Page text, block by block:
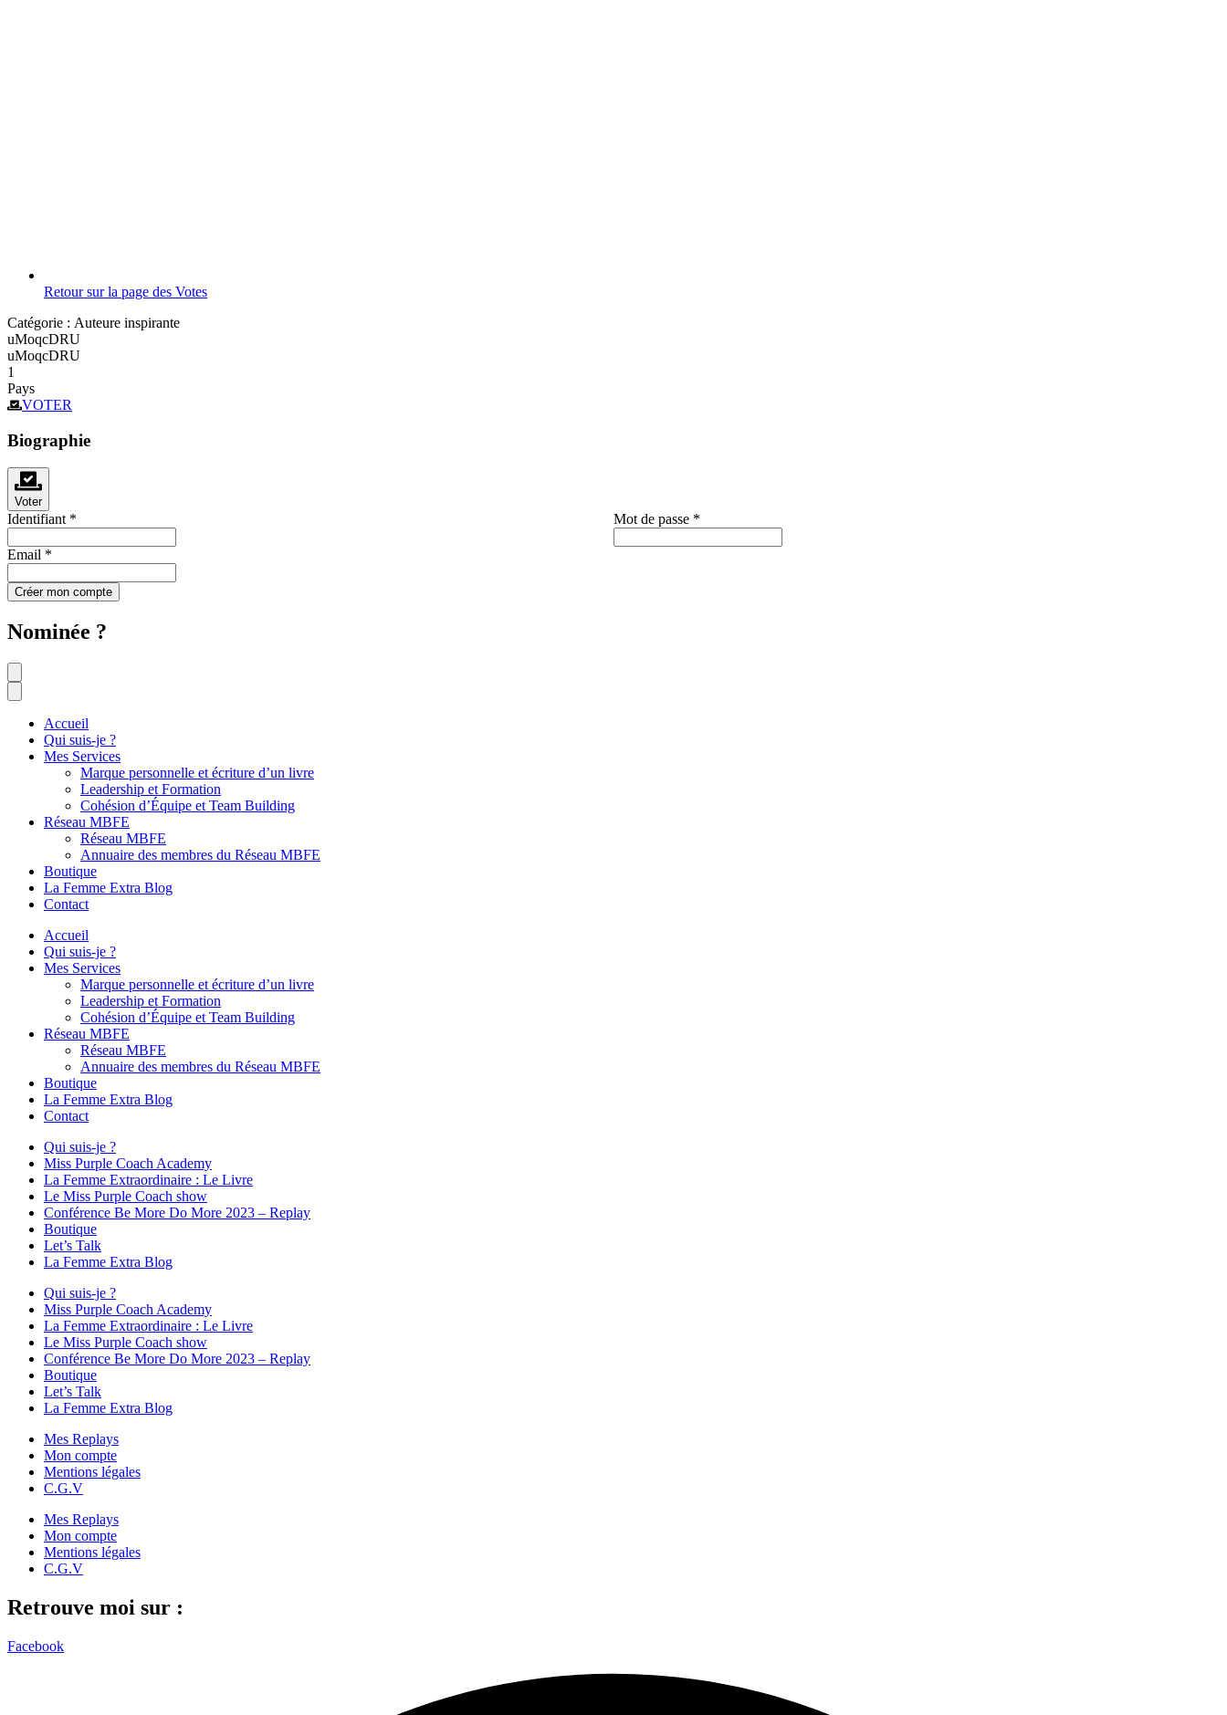
Retour sur la page des Votes
Catégorie : Auteure inspirante
uMoqcDRU
uMoqcDRU
1
Pays
VOTER
Biographie
Voter
Identifiant * Mot de passe *
Email *
Créer mon compte
Nominée ?
Accueil
Qui suis-je ?
Mes Services
Marque personnelle et écriture d’un livre
Leadership et Formation
Cohésion d’Équipe et Team Building
Réseau MBFE
Réseau MBFE
Annuaire des membres du Réseau MBFE
Boutique
La Femme Extra Blog
Contact
Accueil
Qui suis-je ?
Mes Services
Marque personnelle et écriture d’un livre
Leadership et Formation
Cohésion d’Équipe et Team Building
Réseau MBFE
Réseau MBFE
Annuaire des membres du Réseau MBFE
Boutique
La Femme Extra Blog
Contact
Qui suis-je ?
Miss Purple Coach Academy
La Femme Extraordinaire : Le Livre
Le Miss Purple Coach show
Conférence Be More Do More 2023 – Replay
Boutique
Let’s Talk
La Femme Extra Blog
Qui suis-je ?
Miss Purple Coach Academy
La Femme Extraordinaire : Le Livre
Le Miss Purple Coach show
Conférence Be More Do More 2023 – Replay
Boutique
Let’s Talk
La Femme Extra Blog
Mes Replays
Mon compte
Mentions légales
C.G.V
Mes Replays
Mon compte
Mentions légales
C.G.V
Retrouve moi sur :
Facebook